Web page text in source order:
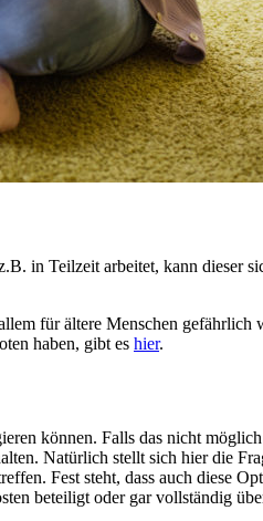
in Teilzeit arbeitet, kann dieser
für ältere Menschen
haben, gibt es hier.
können. Falls das nicht
Natürlich stellt sich hier die
Fest steht, dass auch diese
beteiligt oder gar vollständig